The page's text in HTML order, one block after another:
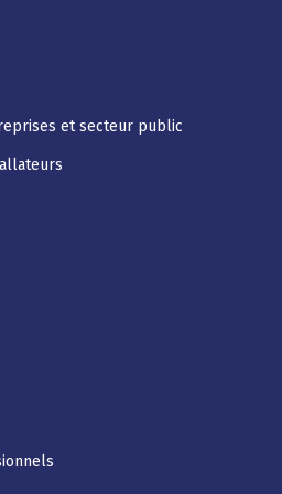
et secteur public